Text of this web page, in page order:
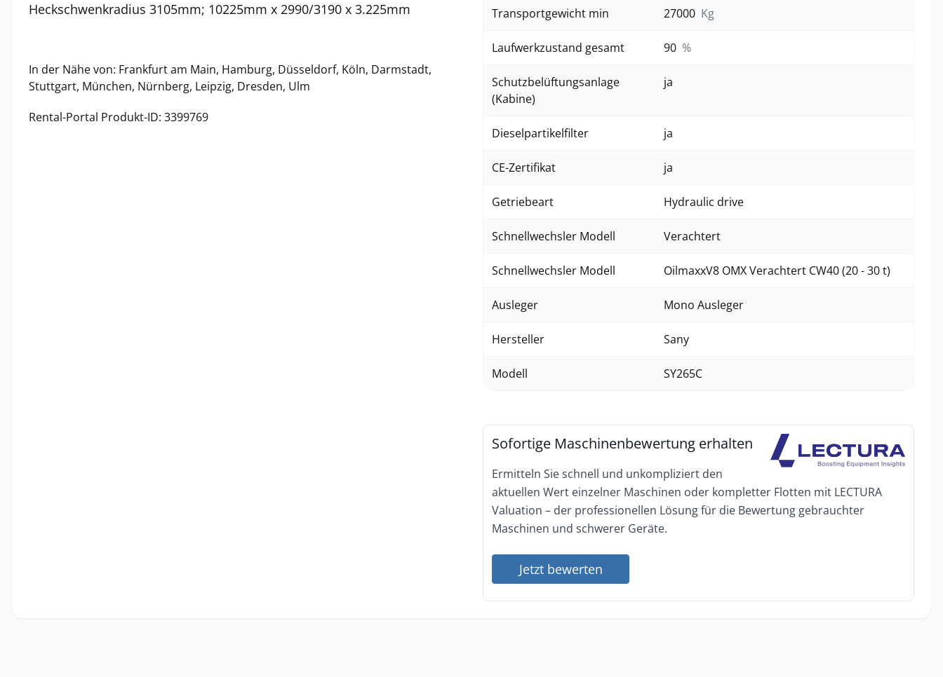
Heckschwenkradius 3105mm; 10225mm x 2990/3190 x 3.225mm
In der Nähe von: Frankfurt am Main, Hamburg, Düsseldorf, Köln, Darmstadt,
Stuttgart, München, Nürnberg, Leipzig, Dresden, Ulm
Rental-Portal Produkt-ID: 3399769
Transportgewicht min 27000 Kg
Laufwerkzustand gesamt 90 %
Schutzbelüftungsanlage
(Kabine)
ja
Dieselpartikelfilter ja
CE-Zertifikat ja
Getriebeart Hydraulic drive
Schnellwechsler Modell Verachtert
Schnellwechsler Modell OilmaxxV8 OMX Verachtert CW40 (20 - 30 t)
Ausleger Mono Ausleger
Hersteller Sany
Modell SY265C
Sofortige Maschinenbewertung erhalten
Ermitteln Sie schnell und unkompliziert den
aktuellen Wert einzelner Maschinen oder kompletter Flotten mit LECTURA
Valuation – der professionellen Lösung für die Bewertung gebrauchter
Maschinen und schwerer Geräte.
Jetzt bewerten